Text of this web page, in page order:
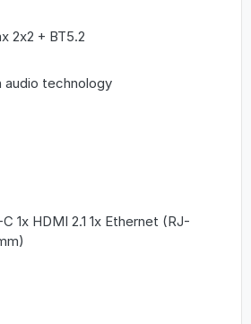
2x2 + BT5.2
audio technology
1x HDMI 2.1 1x Ethernet (RJ-